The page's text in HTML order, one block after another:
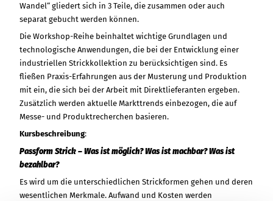
Wandel“ gliedert sich in 3 Teile, die zusammen oder auch
separat gebucht werden können.
Die Workshop-Reihe beinhaltet wichtige Grundlagen und
technologische Anwendungen, die bei der Entwicklung einer
industriellen Strickkollektion zu berücksichtigen sind. Es
fließen Praxis-Erfahrungen aus der Musterung und Produktion
mit ein, die sich bei der Arbeit mit Direktlieferanten ergeben.
Zusätzlich werden aktuelle Markttrends einbezogen, die auf
Messe- und Produktrecherchen basieren.
Kursbeschreibung:
Passform Strick – Was ist möglich? Was ist machbar? Was ist
bezahlbar?
Es wird um die unterschiedlichen Strickformen gehen und deren
wesentlichen Merkmale. Aufwand und Kosten werden